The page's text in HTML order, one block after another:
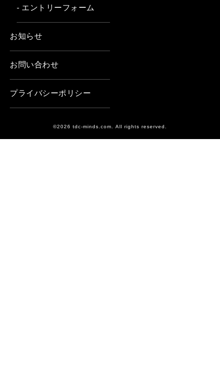
- エントリーフォーム
お知らせ
お問い合わせ
プライバシーポリシー
©2026 tdc-minds.com. All rights reserved.